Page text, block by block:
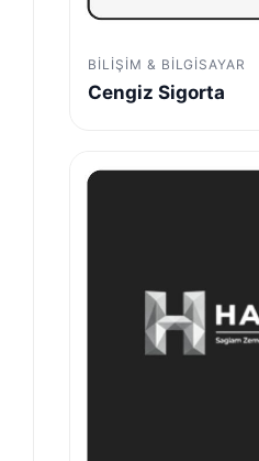
BILIŞIM & BILGISAYAR
Cengiz Sigorta